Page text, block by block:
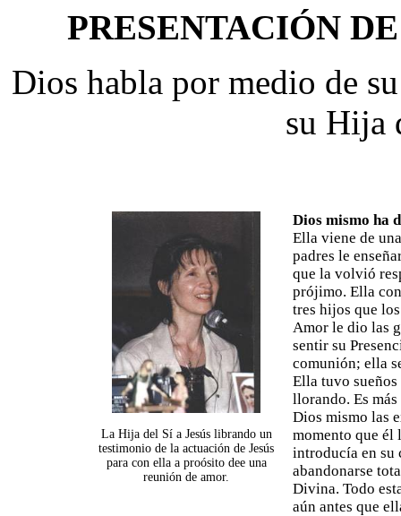
PRESENTACIÓN
Dios habla por medio de
su Hija
La Hija del Sí a Jesús librando un
testimonio de la actuación de Jesús
para con ella a proósito dee una
reunión de amor.
Dios mismo ha
Ella viene de
padres le
que la volvió
prójimo. Ella
tres hijos que
Amor le dio las
sentir su
comunión; ella
Ella tuvo sueños
llorando. Es
Dios mismo las
momento que él
introducía en su
abandonarse
Divina. Todo
aún antes que